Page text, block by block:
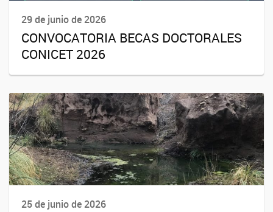
29 de junio de 2026
CONVOCATORIA BECAS DOCTORALES
CONICET 2026
25 de junio de 2026